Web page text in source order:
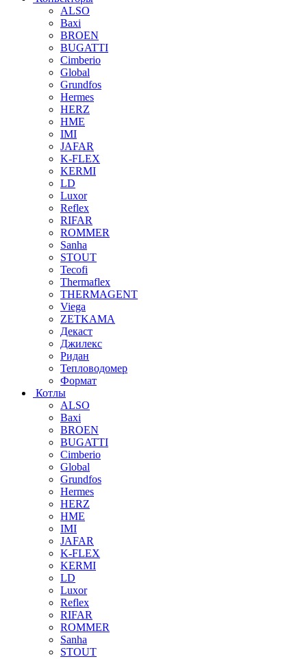
ALSO
Baxi
BROEN
BUGATTI
Cimberio
Global
Grundfos
Hermes
HERZ
HME
IMI
JAFAR
K-FLEX
KERMI
LD
Luxor
Reflex
RIFAR
ROMMER
Sanha
STOUT
Tecofi
Thermaflex
THERMAGENT
Viega
ZETKAMA
Декаст
Джилекс
Ридан
Тепловодомер
Формат
Котлы
ALSO
Baxi
BROEN
BUGATTI
Cimberio
Global
Grundfos
Hermes
HERZ
HME
IMI
JAFAR
K-FLEX
KERMI
LD
Luxor
Reflex
RIFAR
ROMMER
Sanha
STOUT